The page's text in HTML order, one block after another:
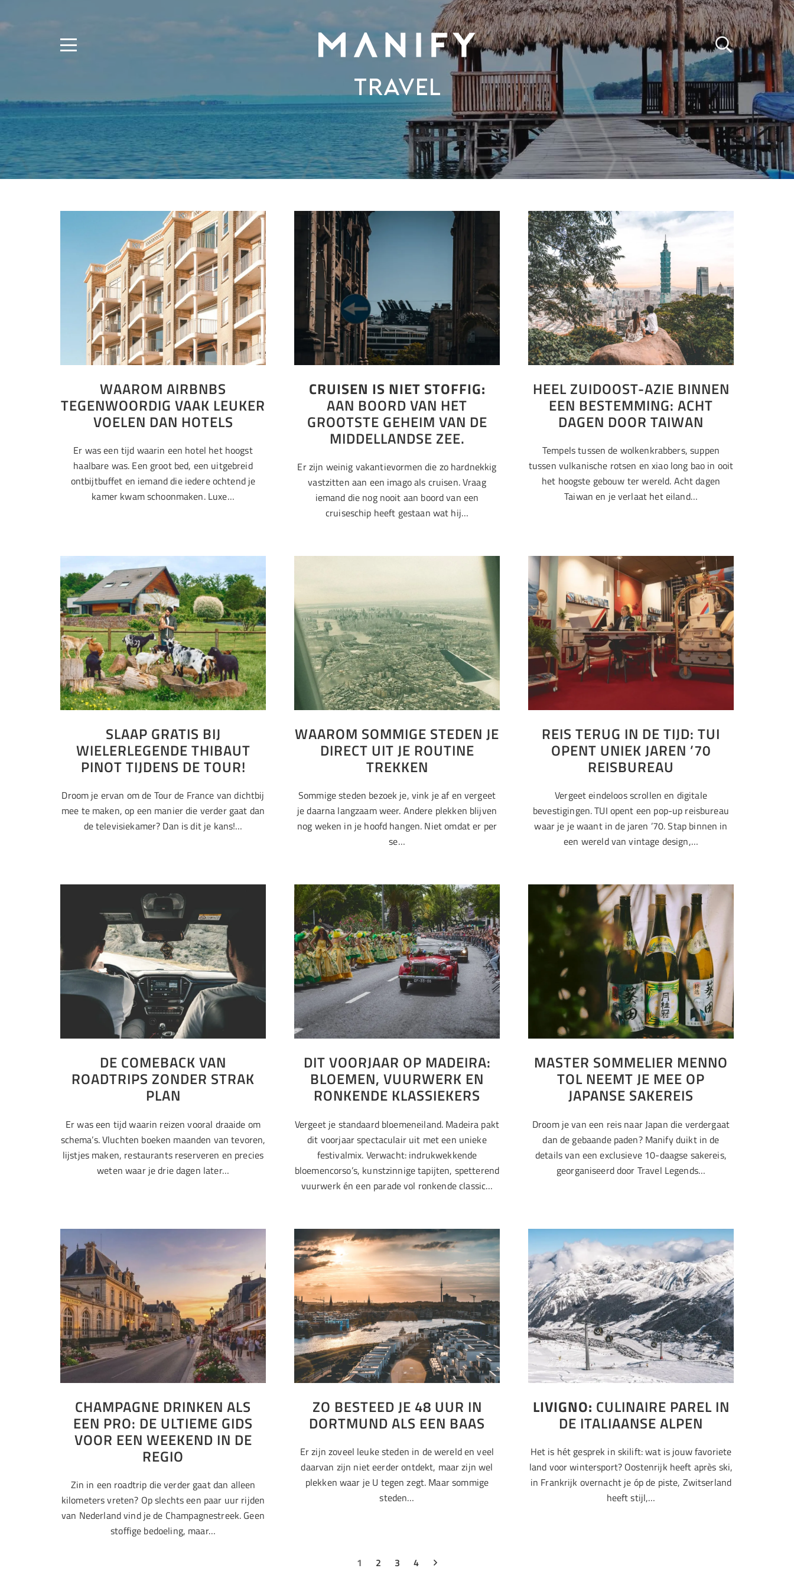
Travel
WAAROM AIRBNBS
TEGENWOORDIG VAAK LEUKER
VOELEN DAN HOTELS
Er was een tijd waarin een hotel het hoogst
haalbare was. Een groot bed, een uitgebreid
ontbijtbuffet en iemand die iedere ochtend je
kamer kwam schoonmaken. Luxe…
CRUISEN IS NIET STOFFIG:
AAN BOORD VAN HET
GROOTSTE GEHEIM VAN DE
MIDDELLANDSE ZEE.
Er zijn weinig vakantievormen die zo hardnekkig
vastzitten aan een imago als cruisen. Vraag
iemand die nog nooit aan boord van een
cruiseschip heeft gestaan wat hij…
HEEL ZUIDOOST-AZIE BINNEN
EEN BESTEMMING: ACHT
DAGEN DOOR TAIWAN
Tempels tussen de wolkenkrabbers, suppen
tussen vulkanische rotsen en xiao long bao in ooit
het hoogste gebouw ter wereld. Acht dagen
Taiwan en je verlaat het eiland…
SLAAP GRATIS BIJ
WIELERLEGENDE THIBAUT
PINOT TIJDENS DE TOUR!
Droom je ervan om de Tour de France van dichtbij
mee te maken, op een manier die verder gaat dan
de televisiekamer? Dan is dit je kans!…
WAAROM SOMMIGE STEDEN JE
DIRECT UIT JE ROUTINE
TREKKEN
Sommige steden bezoek je, vink je af en vergeet
je daarna langzaam weer. Andere plekken blijven
nog weken in je hoofd hangen. Niet omdat er per
se…
REIS TERUG IN DE TIJD: TUI
OPENT UNIEK JAREN ’70
REISBUREAU
Vergeet eindeloos scrollen en digitale
bevestigingen. TUI opent een pop-up reisbureau
waar je je waant in de jaren ’70. Stap binnen in
een wereld van vintage design,…
DE COMEBACK VAN
ROADTRIPS ZONDER STRAK
PLAN
Er was een tijd waarin reizen vooral draaide om
schema’s. Vluchten boeken maanden van tevoren,
lijstjes maken, restaurants reserveren en precies
weten waar je drie dagen later…
DIT VOORJAAR OP MADEIRA:
BLOEMEN, VUURWERK EN
RONKENDE KLASSIEKERS
Vergeet je standaard bloemeneiland. Madeira pakt
dit voorjaar spectaculair uit met een unieke
festivalmix. Verwacht: indrukwekkende
bloemencorso’s, kunstzinnige tapijten, spetterend
vuurwerk én een parade vol ronkende classic…
MASTER SOMMELIER MENNO
TOL NEEMT JE MEE OP
JAPANSE SAKEREIS
Droom je van een reis naar Japan die verdergaat
dan de gebaande paden? Manify duikt in de
details van een exclusieve 10-daagse sakereis,
georganiseerd door Travel Legends…
CHAMPAGNE DRINKEN ALS
EEN PRO: DE ULTIEME GIDS
VOOR EEN WEEKEND IN DE
REGIO
Zin in een roadtrip die verder gaat dan alleen
kilometers vreten? Op slechts een paar uur rijden
van Nederland vind je de Champagnestreek. Geen
stoffige bedoeling, maar…
ZO BESTEED JE 48 UUR IN
DORTMUND ALS EEN BAAS
Er zijn zoveel leuke steden in de wereld en veel
daarvan zijn niet eerder ontdekt, maar zijn wel
plekken waar je U tegen zegt. Maar sommige
steden…
LIVIGNO: CULINAIRE PAREL IN
DE ITALIAANSE ALPEN
Het is hét gesprek in skilift: wat is jouw favoriete
land voor wintersport? Oostenrijk heeft après ski,
in Frankrijk overnacht je óp de piste, Zwitserland
heeft stijl,…
1 2 3 4